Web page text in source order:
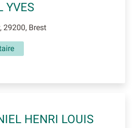
YVES
29200, Brest
HENRI LOUIS